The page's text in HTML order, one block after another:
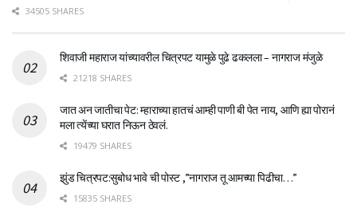
34505 SHARES
शिवाजी महाराज यांच्यावरील चित्रपट यामुळे पुढे ढकलला – नागराज मंजुळे
21218 SHARES
जात अन जातीचा पेट: म्हाराच्या हातचं आम्ही पाणी बी पेत नाय, आणि ह्या पोरानं
मला त्येंच्या घरात निऊन ठेवलं.
19479 SHARES
झुंड चित्रपट:सुबोध भावे ची पोस्ट ,”नागराज तू आमच्या पिढीचा…”
15835 SHARES